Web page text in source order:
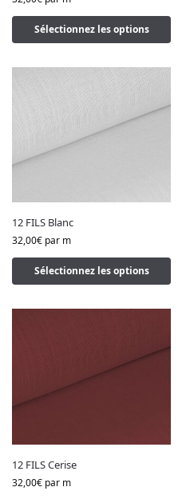
Sélectionnez les options
12 FILS Blanc
32,00€ par m
Sélectionnez les options
12 FILS Cerise
32,00€ par m